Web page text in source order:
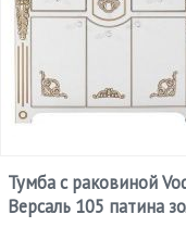
Тумба с раковиной
Версаль 105 патина